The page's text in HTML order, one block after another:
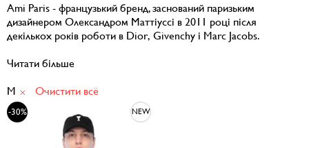
Ami Paris - французький бренд, заснований паризьким
дизайнером Олександром Маттіуссі в 2011 році після
декількох років роботи в Dior, Givenchy і Marc Jacobs.
Читати більше
M Очистити всё
-30% NEW